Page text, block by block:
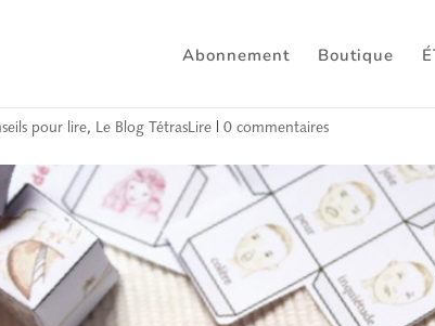
Abonnement Boutique
de TétrasLire
pour lire, Le Blog TétrasLire |0 commentaires